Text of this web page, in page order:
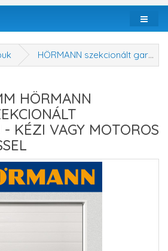
HÖRMANN szekcionált garázskapuk
HÖRMANN
- KÉZI VAGY MOTOROS